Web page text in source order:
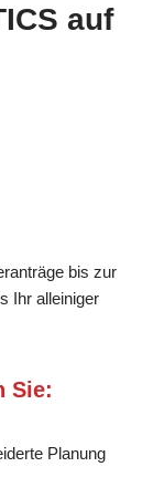
auf
bis zur
Ihr alleiniger
Sie:
Planung